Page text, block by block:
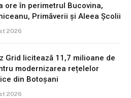
ore în perimetrul Bucovina,
Primăverii și Aleea Școlii
2026
Grid licitează 11,7 milioane de
modernizarea rețelelor
din Botoșani
2026